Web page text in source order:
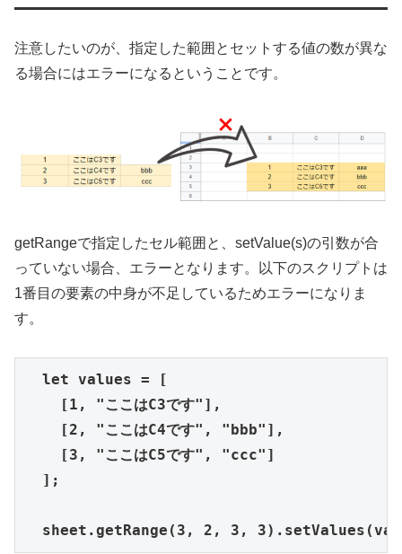
注意したいのが、指定した範囲とセットする値の数が異な
る場合にはエラーになるということです。
getRangeで指定したセル範囲と、setValue(s)の引数が合
っていない場合、エラーとなります。以下のスクリプトは
1番目の要素の中身が不足しているためエラーになりま
す。
  let values = [
    [1, "ここはC3です"],
    [2, "ここはC4です", "bbb"],
    [3, "ここはC5です", "ccc"]
  ];
sheet.getRange(3, 2, 3,